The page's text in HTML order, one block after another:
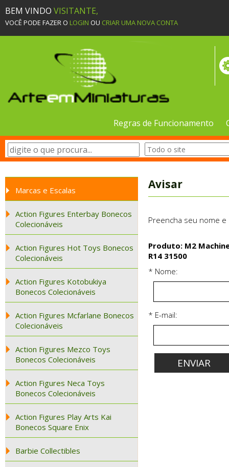
BEM VINDO VISITANTE,
VOCÊ PODE FAZER O LOGIN OU CRIAR UMA NOVA CONTA
Regras de Funcionamento
Marcas e Escalas
Action Figures Enterbay Bonecos
Colecionáveis
Action Figures Hot Toys Bonecos
Colecionáveis
Action Figures Kotobukiya
Bonecos Colecionáveis
Action Figures Mcfarlane Bonecos
Colecionáveis
Action Figures Mezco Toys
Bonecos Colecionáveis
Action Figures Neca Toys
Bonecos Colecionáveis
Action Figures Play Arts Kai
Bonecos Square Enix
Barbie Collectibles
Avisar
Preencha seu nome
Produto: M2
R14 31500
* Nome:
* E-mail: